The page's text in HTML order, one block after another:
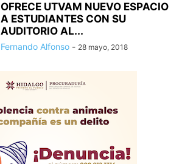
OFRECE UTVAM NUEVO ESPACIO
A ESTUDIANTES CON SU
AUDITORIO AL...
Fernando Alfonso - 28 mayo, 2018